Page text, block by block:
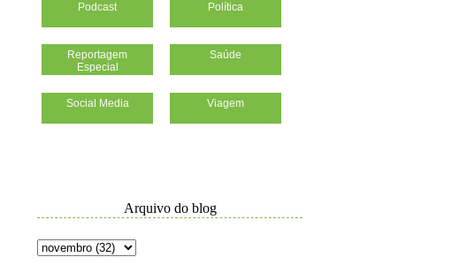
Podcast Política
Reportagem
Especial
Saúde
Social Media Viagem
Arquivo do blog